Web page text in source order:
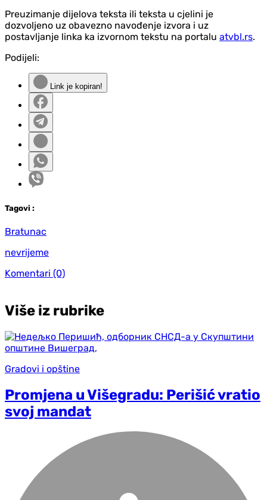
Preuzimanje dijelova teksta ili teksta u cjelini je
dozvoljeno uz obavezno navođenje izvora i uz
postavljanje linka ka izvornom tekstu na portalu atvbl.rs.
Podijeli:
Link je kopiran!
Tagovi :
Bratunac
nevrijeme
Komentari (0)
Više iz rubrike
Gradovi i opštine
Promjena u Višegradu: Perišić vratio
svoj mandat